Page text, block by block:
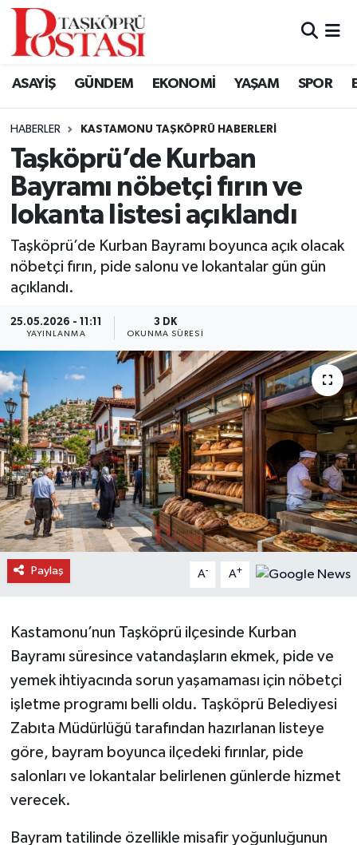
ASAYİŞ GÜNDEM EKONOMİ YAŞAM SPOR
HABERLER KASTAMONU TAŞKÖPRÜ HABERLERI
Taşköprü’de Kurban
Bayramı nöbetçi fırın ve
lokanta listesi açıklandı
Taşköprü’de Kurban Bayramı boyunca açık olacak
nöbetçi fırın, pide salonu ve lokantalar gün gün
açıklandı.
25.05.2026 - 11:11
YAYINLANMA
3 DK
OKUNMA SÜRESI
Paylaş A- A+
Kastamonu’nun Taşköprü ilçesinde Kurban
Bayramı süresince vatandaşların ekmek, pide ve
yemek ihtiyacında sorun yaşamaması için nöbetçi
işletme programı belli oldu. Taşköprü Belediyesi
Zabıta Müdürlüğü tarafından hazırlanan listeye
göre, bayram boyunca ilçedeki fırınlar, pide
salonları ve lokantalar belirlenen günlerde hizmet
verecek.
Bayram tatilinde özellikle misafir yoğunluğunun
Kastamonu Vefat Edenler
Araç Haberleri
Azdavay Haberleri
Bozkurt Haberleri
Daday Haberleri
Devrekani Haberleri
Doğanyurt Haberleri
Hanönü Haberleri
İhsangazi Haberleri
Küre Haberleri
Merkez Haberleri
Pınarbaşı Haberleri
Şenpazar Haberleri
Seydiler Haberleri
Taşköprü Haberleri